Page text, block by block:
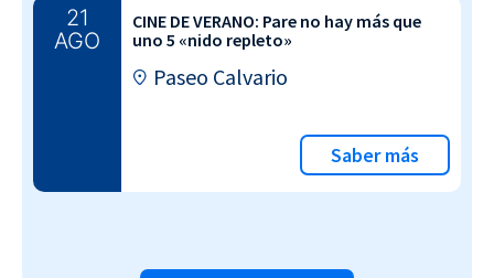
21
AGO
CINE DE VERANO: Pare no hay más que
uno 5 «nido repleto»
Paseo Calvario
Saber más